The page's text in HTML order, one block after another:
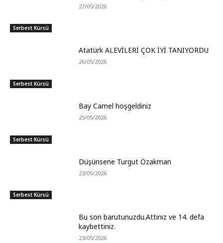
Serbest Kürsü
27/05/2026
Serbest Kürsü
Atatürk ALEVİLERİ ÇOK İYİ TANIYORDU
26/05/2026
Serbest Kürsü
Bay Camel hoşgeldiniz
25/05/2026
Serbest Kürsü
Düşünsene Turgut Özakman
23/05/2026
Bu son barutunuzdu.Attınız ve 14. defa
kaybettiniz.
23/05/2026